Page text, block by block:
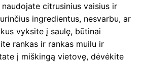
citrusinius vaisius ir
ingredientus, nesvarbu, ar
vyksite į saulę, būtinai
rankas ir rankas muilu ir
į miškingą vietovę, dėvėkite